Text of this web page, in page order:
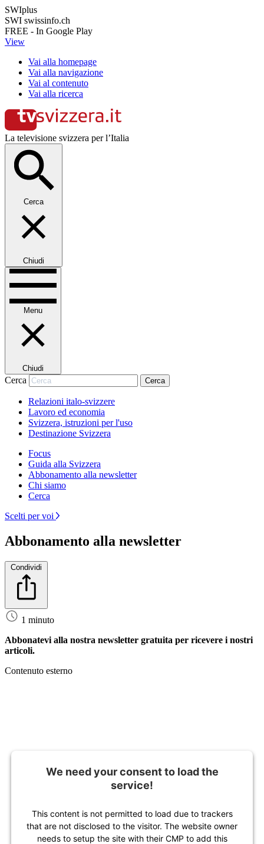
SWIplus
SWI swissinfo.ch
FREE - In Google Play
View
Vai alla homepage
Vai alla navigazione
Vai al contenuto
Vai alla ricerca
La televisione svizzera per l’Italia
Cerca
Chiudi
Menu
Chiudi
Cerca Cerca
Relazioni italo-svizzere
Lavoro ed economia
Svizzera, istruzioni per l'uso
Destinazione Svizzera
Focus
Guida alla Svizzera
Abbonamento alla newsletter
Chi siamo
Cerca
Scelti per voi
Abbonamento alla newsletter
Condividi
1 minuto
Abbonatevi alla nostra newsletter gratuita per ricevere i nostri
articoli.
Contenuto esterno
We need your consent to load the
service!
This content is not permitted to load due to trackers
that are not disclosed to the visitor. The website owner
needs to setup the site with their CMP to add this